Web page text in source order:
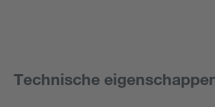
Technische